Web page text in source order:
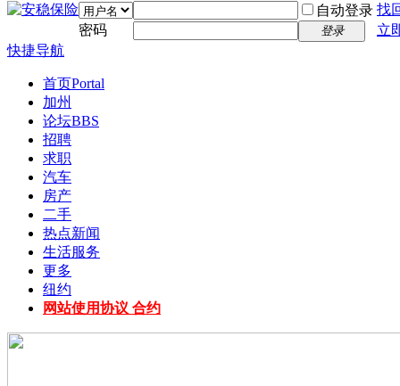
自动登录 找
密码
登录
立
快捷导航
首页Portal
加州
论坛BBS
招聘
求职
汽车
房产
二手
热点新闻
生活服务
更多
纽约
网站使用协议 合约